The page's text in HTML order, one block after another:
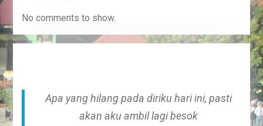
No comments to show.
Apa yang hilang pada diriku hari ini, pasti
akan aku ambil lagi besok